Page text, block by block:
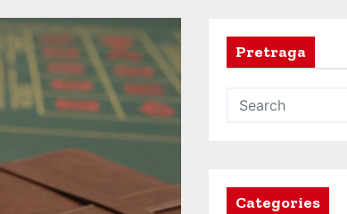
Pretraga
Categories